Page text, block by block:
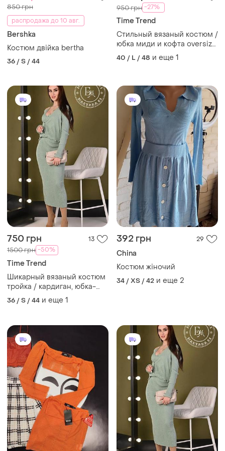
850 грн
распродажа до 10 авг.
Bershka
Костюм двійка bertha
36 / S / 44
950 грн -27%
Time Trend
Стильный вязаный костюм /
юбка миди и кофта oversize
/ размеры
40 / L / 48 и еще 1
750 грн 13
1500 грн -50%
Time Trend
Шикарный вязаный костюм
тройка / кардиган, юбка-
миди и топ / бирюзовый
36 / S / 44 и еще 1
392 грн 29
China
Костюм жіночий
34 / XS / 42 и еще 2